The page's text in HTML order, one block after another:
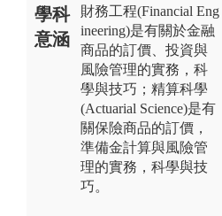
學科
意涵
財務工程(Financial Eng
ineering)是有關於金融
商品的訂價、投資與
風險管理的實務，科
學與技巧；精算科學
(Actuarial Science)是有
關保險商品的訂價，
準備金計算與風險管
理的實務，科學與技
巧。